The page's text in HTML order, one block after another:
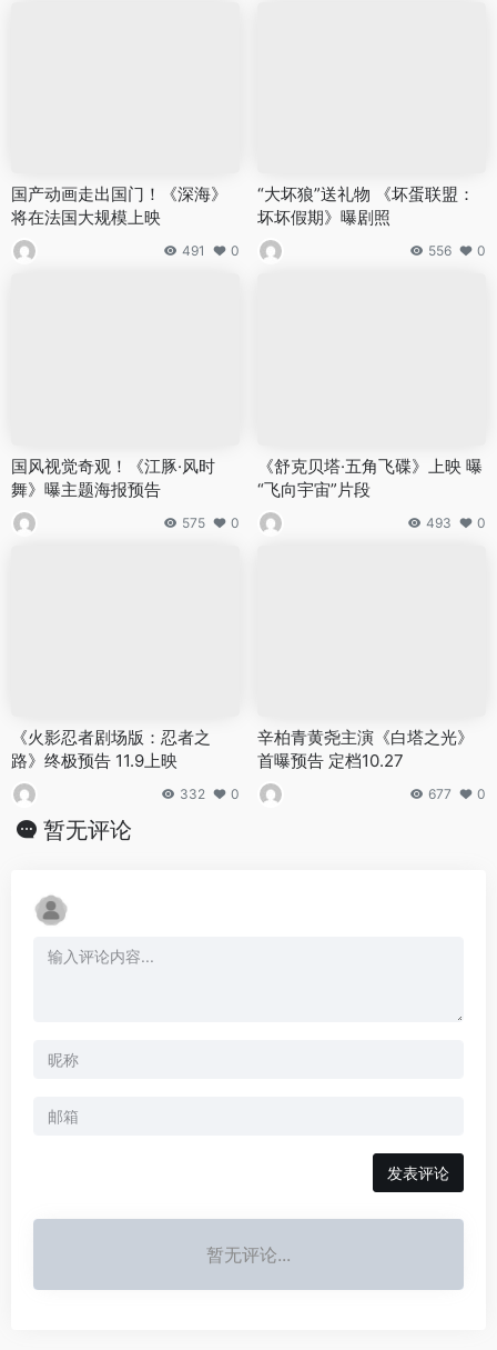
国产动画走出国门！《深海》
将在法国大规模上映
491 0
“大坏狼”送礼物 《坏蛋联盟：
坏坏假期》曝剧照
556 0
国风视觉奇观！《江豚·风时
舞》曝主题海报预告
575 0
《舒克贝塔·五角飞碟》上映 曝
“飞向宇宙”片段
493 0
《火影忍者剧场版：忍者之
路》终极预告 11.9上映
332 0
辛柏青黄尧主演《白塔之光》
首曝预告 定档10.27
677 0
暂无评论
发表评论
暂无评论...